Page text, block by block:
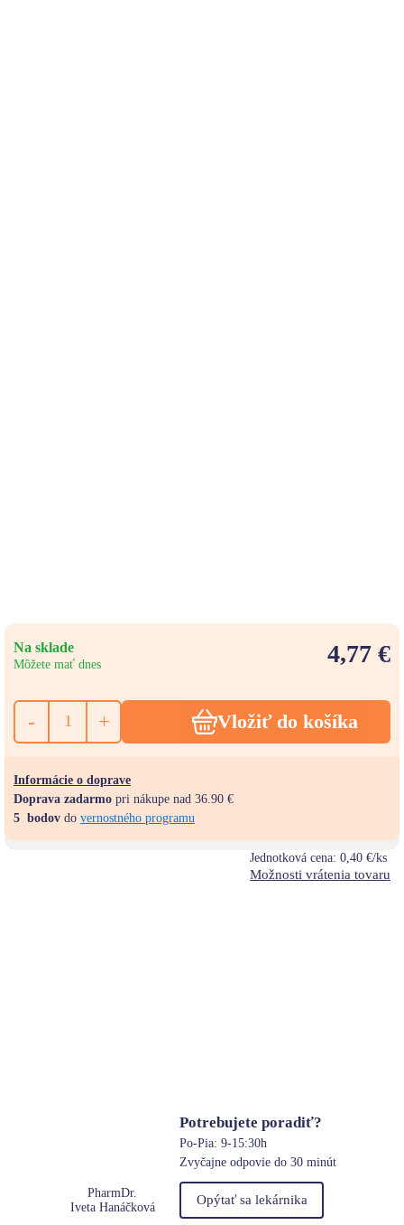
Na sklade
Môžete mať dnes 4,77 €
- + Vložiť do košíka
Informácie o doprave
Doprava zadarmo pri nákupe nad 36.90 €
5 bodov do vernostného programu
Jednotková cena: 0,40 €/ks
Možnosti vrátenia tovaru
PharmDr.
Iveta Hanáčková
Potrebujete poradiť?
Po-Pia: 9-15:30h
Zvyčajne odpovie do 30 minút
Opýtať sa lekárnika